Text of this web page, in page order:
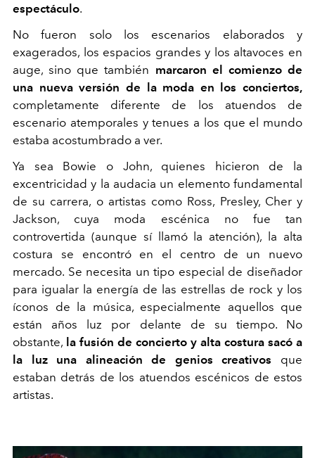
espectáculo.
No fueron solo los escenarios elaborados y
exagerados, los espacios grandes y los altavoces en
auge, sino que también marcaron el comienzo de
una nueva versión de la moda en los conciertos,
completamente diferente de los atuendos de
escenario atemporales y tenues a los que el mundo
estaba acostumbrado a ver.
Ya sea Bowie o John, quienes hicieron de la
excentricidad y la audacia un elemento fundamental
de su carrera, o artistas como Ross, Presley, Cher y
Jackson, cuya moda escénica no fue tan
controvertida (aunque sí llamó la atención), la alta
costura se encontró en el centro de un nuevo
mercado. Se necesita un tipo especial de diseñador
para igualar la energía de las estrellas de rock y los
íconos de la música, especialmente aquellos que
están años luz por delante de su tiempo. No
obstante, la fusión de concierto y alta costura sacó a
la luz una alineación de genios creativos que
estaban detrás de los atuendos escénicos de estos
artistas.